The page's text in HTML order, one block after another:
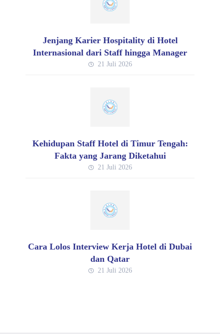
Jenjang Karier Hospitality di Hotel
Internasional dari Staff hingga Manager
21 Juli 2026
Kehidupan Staff Hotel di Timur Tengah:
Fakta yang Jarang Diketahui
21 Juli 2026
Cara Lolos Interview Kerja Hotel di Dubai
dan Qatar
21 Juli 2026